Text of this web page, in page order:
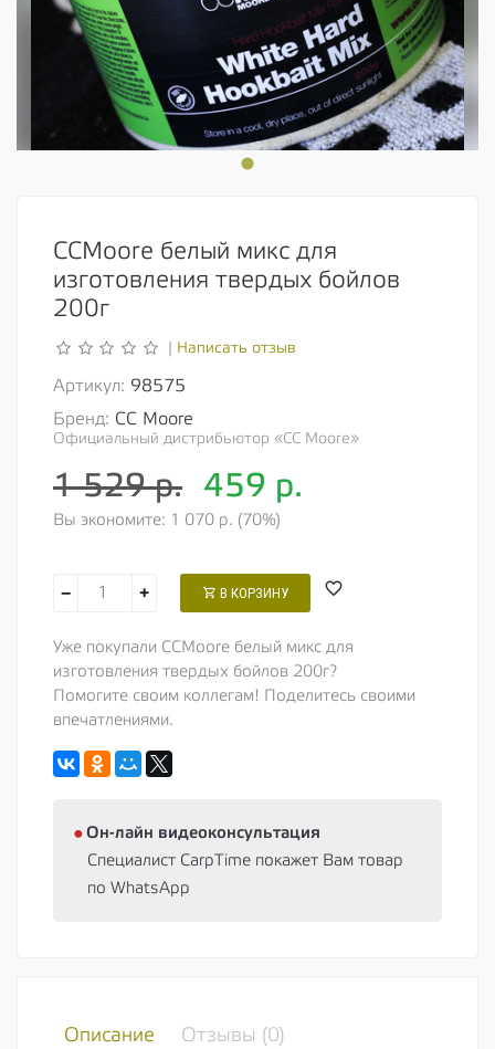
CCMoore белый микс для
изготовления твердых бойлов
200г
Написать отзыв
Артикул: 98575
Бренд: CC Moore
Официальный дистрибьютор «CC Moore»
1 529 р. 459 р.
Вы экономите: 1 070 р. (70%)
− + В КОРЗИНУ
Уже покупали CCMoore белый микс для
изготовления твердых бойлов 200г?
Помогите своим коллегам! Поделитесь своими
впечатлениями.
⦁ Oн-лайн видеоконсультация
Специалист CarpTime покажет Вам товар
по WhatsApp
Описание Отзывы (0)